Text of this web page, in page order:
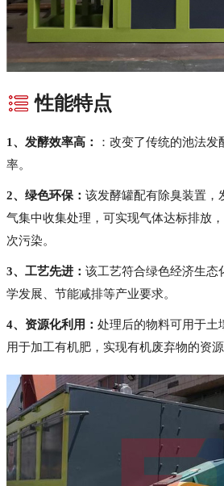
性能特点
1、发酵效率高：
：改变了传统的池法
率。
2、绿色环保： 该发酵罐配有除臭装置，
气集中收集处理，可实现气体达标排放
次污染。
3、工艺先进： 该工艺符合绿色经济生态
学发展、节能减排等产业要求。
4、资源化利用： 处理后的物料可用于土
用于加工有机肥，实现有机废弃物的资源